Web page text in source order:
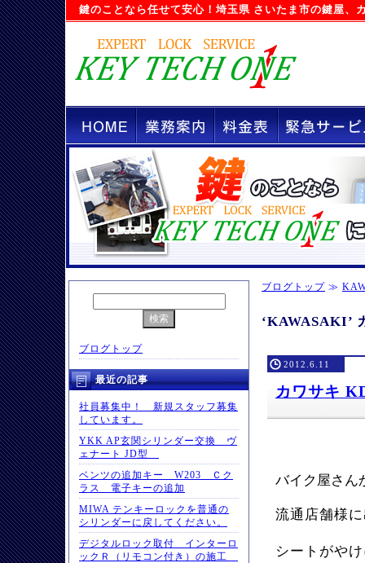
鍵のことなら任せて安心！ 埼玉県 さいたま市の鍵屋、
ブログトップ
最近の記事
社員募集中！ 新規スタッフ募集
しています。
YKK AP玄関シリンダー交換 ヴ
ェナート JD型
ベンツの追加キー W203 Ｃク
ラス 電子キーの追加
MIWA テンキーロックを普通の
シリンダーに戻してください。
デジタルロック取付 インターロ
ックＲ（リモコン付き）の施工
ブログトップ ≫
‘KAWASAKI’
2012.6.11
カワサキ
バイク屋さん
流通店舗様
シートがや